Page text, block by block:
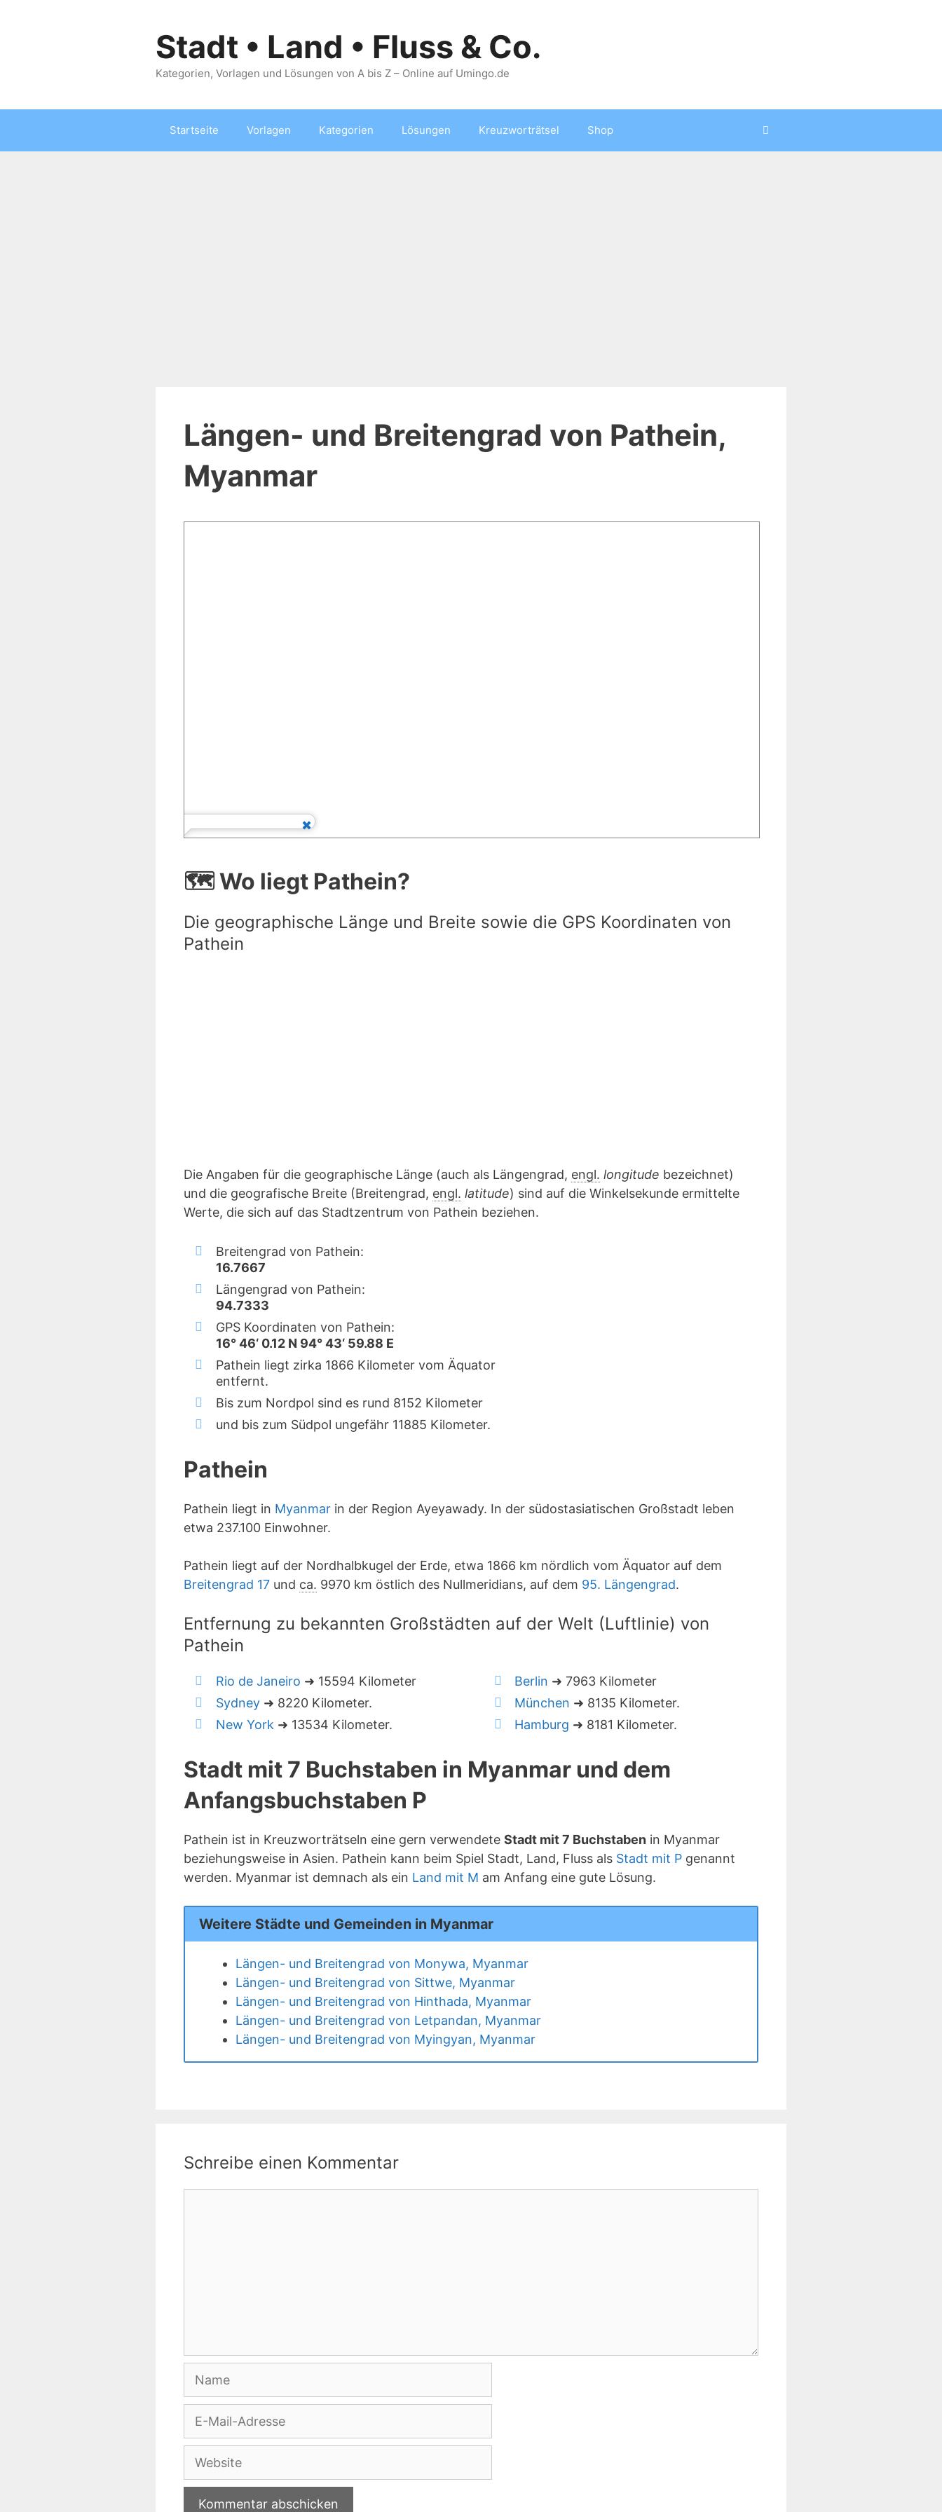
Stadt • Land • Fluss & Co.
Kategorien, Vorlagen und Lösungen von A bis Z – Online auf Umingo.de
Startseite Vorlagen Kategorien Lösungen Kreuzworträtsel Shop
Längen- und Breitengrad von Pathein,
Myanmar
🗺️ Wo liegt Pathein?
Die geographische Länge und Breite sowie die GPS Koordinaten von
Pathein
Die Angaben für die geographische Länge (auch als Längengrad, engl. longitude bezeichnet)
und die geografische Breite (Breitengrad, engl. latitude) sind auf die Winkelsekunde ermittelte
Werte, die sich auf das Stadtzentrum von Pathein beziehen.
Breitengrad von Pathein:
16.7667
Längengrad von Pathein:
94.7333
GPS Koordinaten von Pathein:
16° 46‘ 0.12 N 94° 43‘ 59.88 E
Pathein liegt zirka 1866 Kilometer vom Äquator
entfernt.
Bis zum Nordpol sind es rund 8152 Kilometer
und bis zum Südpol ungefähr 11885 Kilometer.
Pathein
Pathein liegt in Myanmar in der Region Ayeyawady. In der südostasiatischen Großstadt leben
etwa 237.100 Einwohner.
Pathein liegt auf der Nordhalbkugel der Erde, etwa 1866 km nördlich vom Äquator auf dem
Breitengrad 17 und ca. 9970 km östlich des Nullmeridians, auf dem 95. Längengrad.
Entfernung zu bekannten Großstädten auf der Welt (Luftlinie) von
Pathein
Rio de Janeiro ➜ 15594 Kilometer
Sydney ➜ 8220 Kilometer.
New York ➜ 13534 Kilometer.
Berlin ➜ 7963 Kilometer
München ➜ 8135 Kilometer.
Hamburg ➜ 8181 Kilometer.
Stadt mit 7 Buchstaben in Myanmar und dem
Anfangsbuchstaben P
Pathein ist in Kreuzworträtseln eine gern verwendete Stadt mit 7 Buchstaben in Myanmar
beziehungsweise in Asien. Pathein kann beim Spiel Stadt, Land, Fluss als Stadt mit P genannt
werden. Myanmar ist demnach als ein Land mit M am Anfang eine gute Lösung.
Weitere Städte und Gemeinden in Myanmar
Längen- und Breitengrad von Monywa, Myanmar
Längen- und Breitengrad von Sittwe, Myanmar
Längen- und Breitengrad von Hinthada, Myanmar
Längen- und Breitengrad von Letpandan, Myanmar
Längen- und Breitengrad von Myingyan, Myanmar
Schreibe einen Kommentar
Adresse
Website